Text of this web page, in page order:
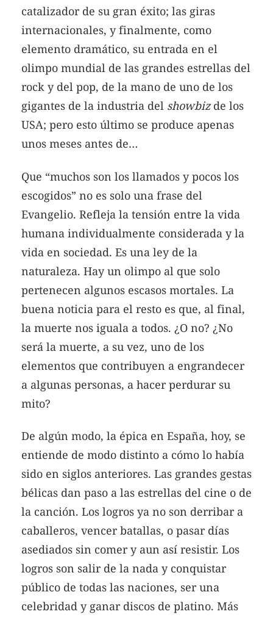
catalizador de su gran éxito; las giras
internacionales, y finalmente, como
elemento dramático, su entrada en el
olimpo mundial de las grandes estrellas del
rock y del pop, de la mano de uno de los
gigantes de la industria del showbizde los
USA; pero esto último se produce apenas
unos meses antes de…
Que “muchos son los llamados y pocos los
escogidos” no es solo una frase del
Evangelio. Refleja la tensión entre la vida
humana individualmente considerada y la
vida en sociedad. Es una ley de la
naturaleza. Hay un olimpo al que solo
pertenecen algunos escasos mortales. La
buena noticia para el resto es que, al final,
la muerte nos iguala a todos. ¿O no? ¿No
será la muerte, a su vez, uno de los
elementos que contribuyen a engrandecer
a algunas personas, a hacer perdurar su
mito?
De algún modo, la épica en España, hoy, se
entiende de modo distinto a cómo lo había
sido en siglos anteriores. Las grandes gestas
bélicas dan paso a las estrellas del cine o de
la canción. Los logros ya no son derribar a
caballeros, vencer batallas, o pasar días
asediados sin comer y aun así resistir. Los
logros son salir de la nada y conquistar
público de todas las naciones, ser una
celebridad y ganar discos de platino. Más